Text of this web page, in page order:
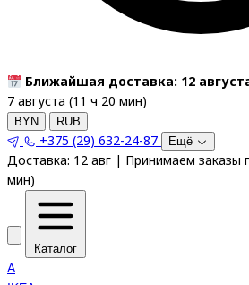
Ближайшая доставка: 12
7 августа (11 ч 20 мин)
BYN RUB
+375 (29) 632-24-87 Ещё
Доставка: 12 авг | Принимаем заказы
мин)
Каталог
A